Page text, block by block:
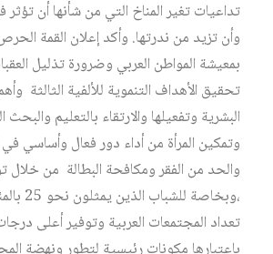
تداعيات تغير المناخ التي من شأنها أن تؤثر
وأن تزيد من ندرتها. وأكد إعلان القمة
بمعيشة المواطن العربي وضرورة تذليل
تحقيق الأهداف التنموية للألفية الثالثة
البشرية وتفعيلها والارتقاء بالتعليم والبحث
وتمكين المرأة من أداء دور فعال وأساسي في
والحد من الفقر ومكافحة البطالة من خلال
،وبخاصة
تعداد المجتمعات العربية وتوفير أعلى